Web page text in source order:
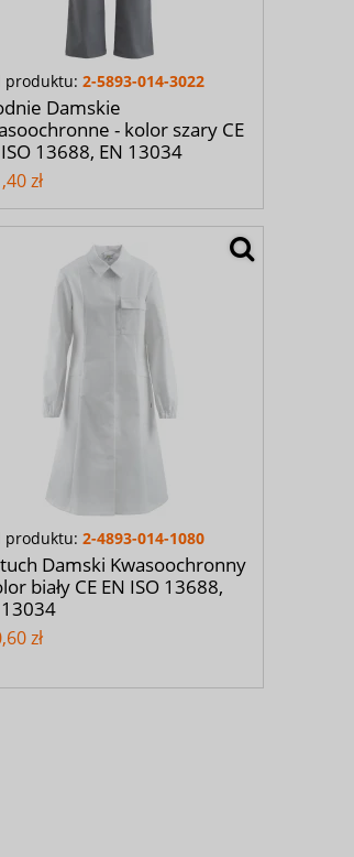
produktu: 2-5893-014-3022
Damskie
- kolor szary CE
13688, EN 13034
zł
produktu: 2-4893-014-1080
Damski Kwasoochronny
biały CE EN ISO 13688,
zł